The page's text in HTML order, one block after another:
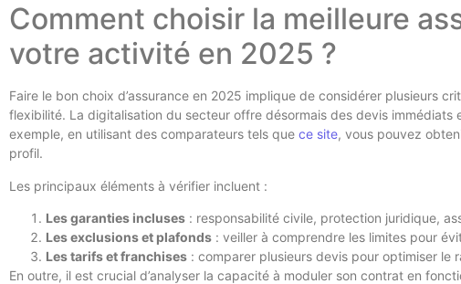
Comment choisir la meilleure
votre activité en 2025 ?
Faire le bon choix d’assurance en 2025 implique de considérer plusieurs
flexibilité. La digitalisation du secteur offre désormais des devis immédiats
exemple, en utilisant des comparateurs tels que ce site, vous pouvez
profil.
Les principaux éléments à vérifier incluent :
Les garanties incluses : responsabilité civile, protection juridique,
Les exclusions et plafonds : veiller à comprendre les limites pour
Les tarifs et franchises : comparer plusieurs devis pour optimiser le
En outre, il est crucial d’analyser la capacité à moduler son contrat en